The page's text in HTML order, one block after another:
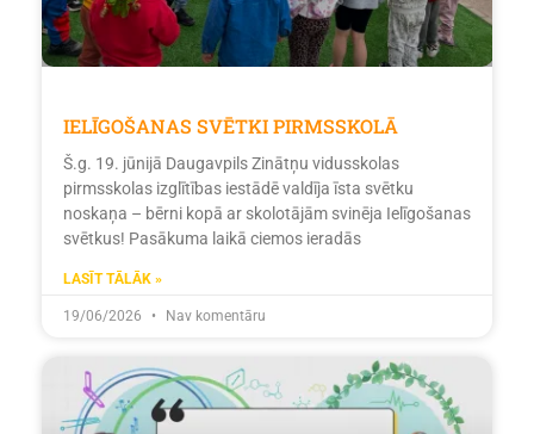
IELĪGOŠANAS SVĒTKI PIRMSSKOLĀ
Š.g. 19. jūnijā Daugavpils Zinātņu vidusskolas
pirmsskolas izglītības iestādē valdīja īsta svētku
noskaņa – bērni kopā ar skolotājām svinēja Ielīgošanas
svētkus! Pasākuma laikā ciemos ieradās
LASĪT TĀLĀK »
19/06/2026 Nav komentāru